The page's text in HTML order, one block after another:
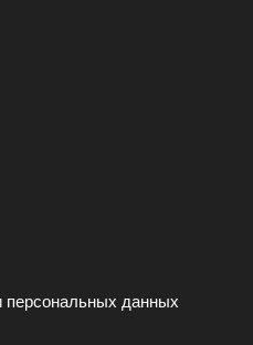
персональных данных